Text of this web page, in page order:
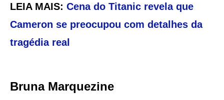
LEIA MAIS: Cena do Titanic revela que
Cameron se preocupou com detalhes da
tragédia real
Bruna Marquezine